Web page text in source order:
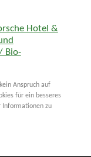
Hotel &
Bio-
Anspruch auf
für ein besseres
Informationen zu